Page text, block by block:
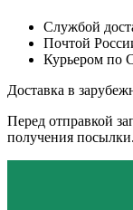
Службой
Почтой
Курьером по
Доставка в
Перед отправкой
получения